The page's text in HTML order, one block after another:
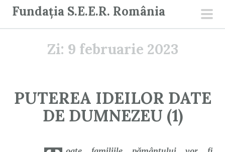
Fundația S.E.E.R. România
Zi: 9 februarie 2023
PUTEREA IDEILOR DATE
DE DUMNEZEU (1)